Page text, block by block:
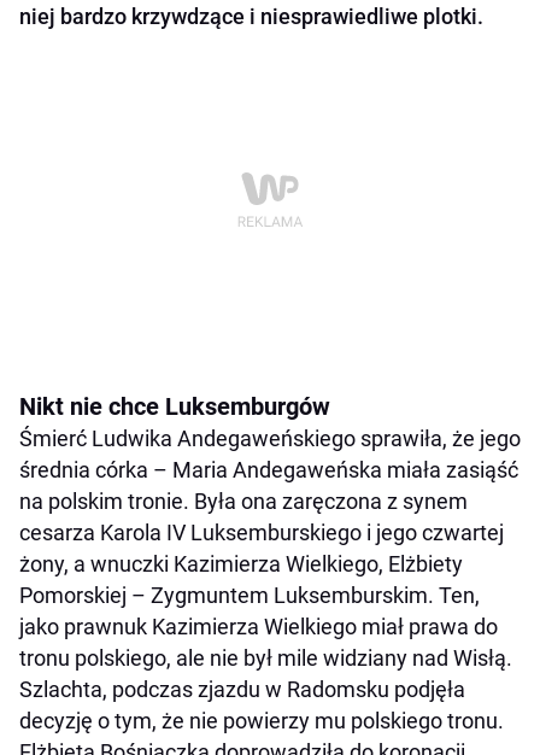
niej bardzo krzywdzące i niesprawiedliwe plotki.
Nikt nie chce Luksemburgów
Śmierć Ludwika Andegaweńskiego sprawiła, że jego
średnia córka – Maria Andegaweńska miała zasiąść
na polskim tronie. Była ona zaręczona z synem
cesarza Karola IV Luksemburskiego i jego czwartej
żony, a wnuczki Kazimierza Wielkiego, Elżbiety
Pomorskiej – Zygmuntem Luksemburskim. Ten,
jako prawnuk Kazimierza Wielkiego miał prawa do
tronu polskiego, ale nie był mile widziany nad Wisłą.
Szlachta, podczas zjazdu w Radomsku podjęła
decyzję o tym, że nie powierzy mu polskiego tronu.